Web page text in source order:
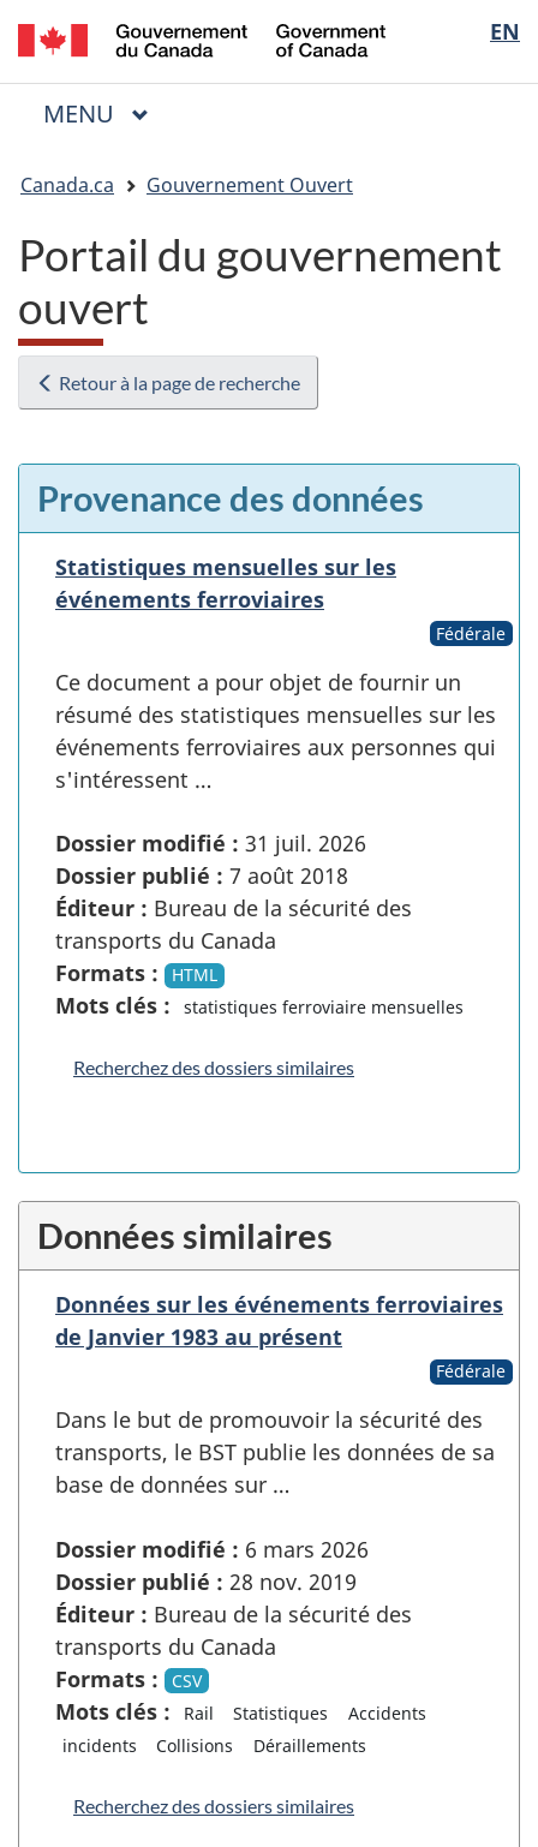
Passer
au
contenu
Passer
à
« Au
Passer
à
la
EN
of
Menu
MENU PRINCIPAL
êtes
ici
Canada.ca Gouvernement Ouvert
Portail du gouvernement
ouvert
Retour à la page de recherche
Provenance des données
Statistiques mensuelles sur les
événements ferroviaires
Fédérale
Ce document a pour objet de fournir un
résumé des statistiques mensuelles sur les
événements ferroviaires aux personnes qui
s'intéressent …
Dossier modifié : 31 juil. 2026
Dossier publié : 7 août 2018
Éditeur : Bureau de la sécurité des
transports du Canada
Formats :
HTML
Mots clés : statistiques ferroviaire mensuelles
Recherchez des dossiers similaires
Données similaires
Données sur les événements ferroviaires
de Janvier 1983 au présent
Fédérale
Dans le but de promouvoir la sécurité des
transports, le BST publie les données de sa
base de données sur …
Dossier modifié : 6 mars 2026
Dossier publié : 28 nov. 2019
Éditeur : Bureau de la sécurité des
transports du Canada
Formats :
CSV
Mots clés : Rail Statistiques
Accidents
incidents
Collisions Déraillements
Recherchez des dossiers similaires